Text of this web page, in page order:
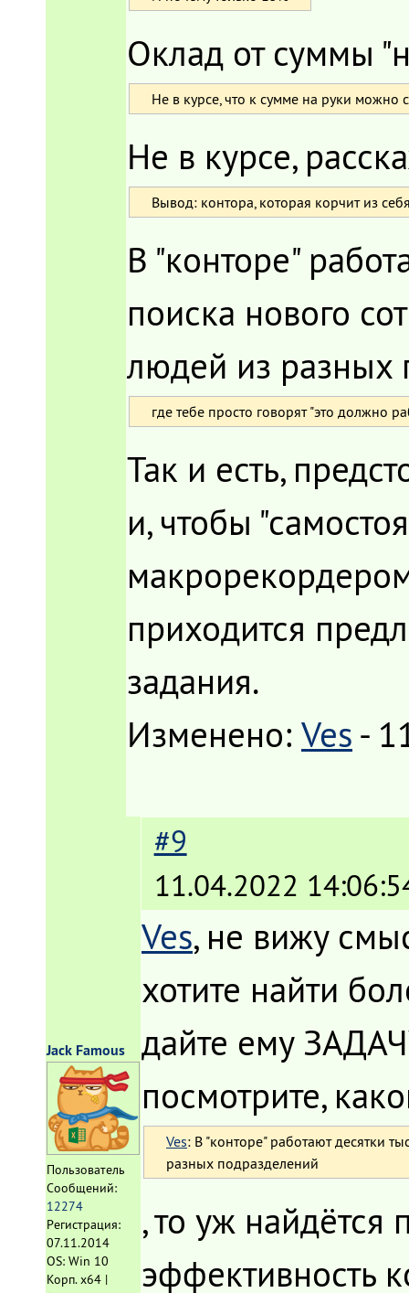
Оклад от суммы
Не в курсе, что к сумме на руки можно
Не в курсе,
Вывод: контора, которая корчит из
В "конторе"
поиска нового
людей из разных
где тебе просто говорят "это должно
Так и есть,
и, чтобы
приходится
задания.
Изменено: Ves -
Jack Famous
Пользователь
Сообщений:
12274
Регистрация:
07.11.2014
OS: Win 10
Корп. x64 |
#9
11.04.2022
Ves, не вижу
хотите найти
дайте ему
посмотрите,
Ves: В "конторе" работают десятки
разных подразделений
, то уж найдётся
эффективность